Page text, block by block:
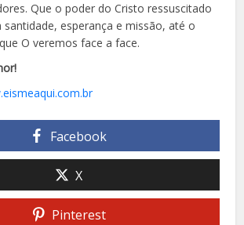
Que o poder do Cristo ressuscitado
esperança e missão, até o
O veremos face a face.
Facebook
X
Pinterest